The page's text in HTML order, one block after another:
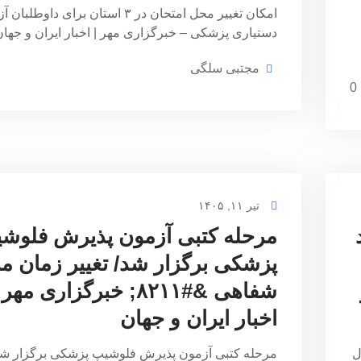
امکان تغییر محل امتحان در ۳ استان برای
دستیاری پزشکی – خبرگزاری مهر | اخبار ایران و
مجتبی سلگی
تیر ۱۱, ۱۴۰۵
مرحله کتبی آزمون پذیرش
پزشکی برگزار شد/ تغییر زمان
شفاهی &#۸۲۱۱; خبرگزاری
اخبار ایران و جهان
مرحله کتبی آزمون پذیرش فلوشیپ پزشکی برگزار